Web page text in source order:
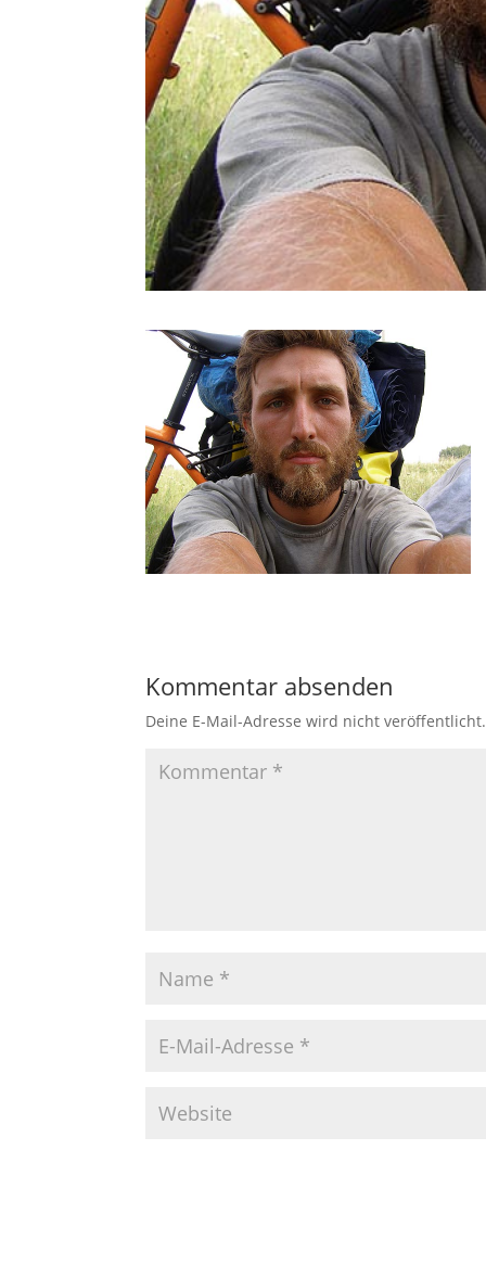
Kommentar absenden
Deine E-Mail-Adresse wird nicht veröffentlicht.